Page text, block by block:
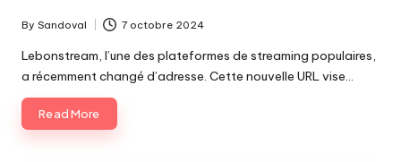
Posted
by
By Sandoval 7 octobre 2024
Lebonstream, l’une des plateformes de streaming populaires,
a récemment changé d’adresse. Cette nouvelle URL vise…
Read More